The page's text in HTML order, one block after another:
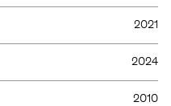
2021
2024
2010